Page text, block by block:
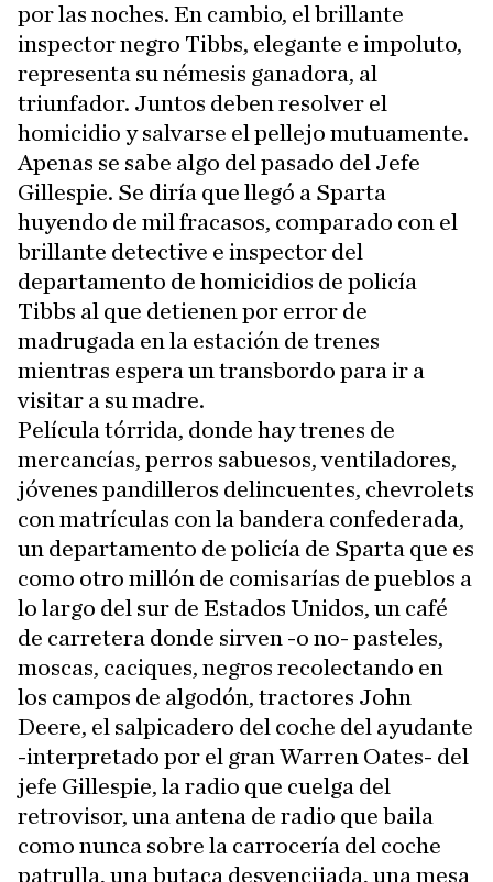
por las noches. En cambio, el brillante
inspector negro Tibbs, elegante e impoluto,
representa su némesis ganadora, al
triunfador. Juntos deben resolver el
homicidio y salvarse el pellejo mutuamente.
Apenas se sabe algo del pasado del Jefe
Gillespie. Se diría que llegó a Sparta
huyendo de mil fracasos, comparado con el
brillante detective e inspector del
departamento de homicidios de policía
Tibbs al que detienen por error de
madrugada en la estación de trenes
mientras espera un transbordo para ir a
visitar a su madre.
Película tórrida, donde hay trenes de
mercancías, perros sabuesos, ventiladores,
jóvenes pandilleros delincuentes, chevrolets
con matrículas con la bandera confederada,
un departamento de policía de Sparta que es
como otro millón de comisarías de pueblos a
lo largo del sur de Estados Unidos, un café
de carretera donde sirven -o no- pasteles,
moscas, caciques, negros recolectando en
los campos de algodón, tractores John
Deere, el salpicadero del coche del ayudante
-interpretado por el gran Warren Oates- del
jefe Gillespie, la radio que cuelga del
retrovisor, una antena de radio que baila
como nunca sobre la carrocería del coche
patrulla, una butaca desvencijada, una mesa